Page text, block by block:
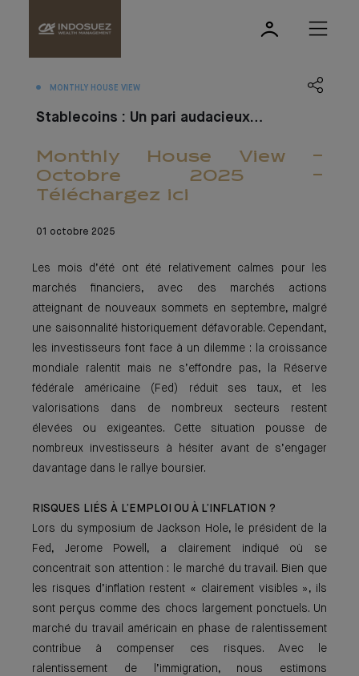
MONTHLY HOUSE VIEW
Stablecoins : Un pari audacieux…
Monthly House View -
Octobre 2025 -
Téléchargez ici
01 octobre 2025
Les mois d’été ont été relativement calmes pour les
marchés financiers, avec des marchés actions
atteignant de nouveaux sommets en septembre, malgré
une saisonnalité historiquement défavorable. Cependant,
les investisseurs font face à un dilemme : la croissance
mondiale ralentit mais ne s’effondre pas, la Réserve
fédérale américaine (Fed) réduit ses taux, et les
valorisations dans de nombreux secteurs restent
élevées ou exigeantes. Cette situation pousse de
nombreux investisseurs à hésiter avant de s’engager
davantage dans le rallye boursier.
RISQUES LIÉS À L’EMPLOI OU À L’INFLATION ?
Lors du symposium de Jackson Hole, le président de la
Fed, Jerome Powell, a clairement indiqué où se
concentrait son attention : le marché du travail. Bien que
les risques d’inflation restent « clairement visibles », ils
sont perçus comme des chocs largement ponctuels. Un
marché du travail américain en phase de ralentissement
contribue à compenser ces risques. Avec le
ralentissement de l’immigration, nous estimons